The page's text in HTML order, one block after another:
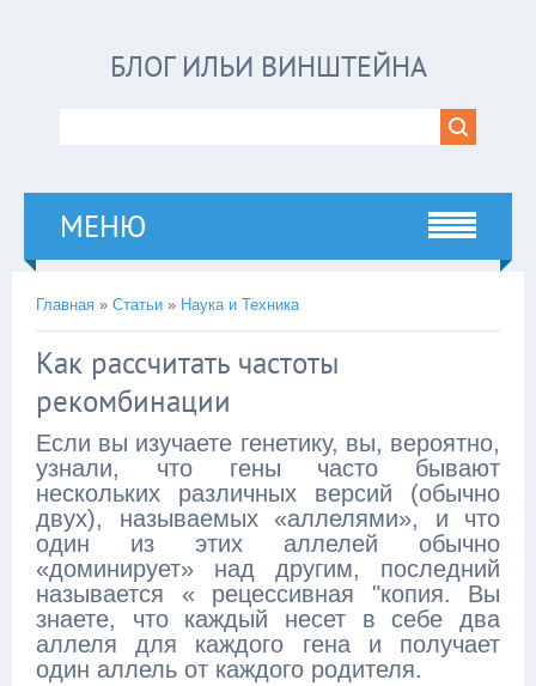
БЛОГ ИЛЬИ ВИНШТЕЙНА
МЕНЮ
Главная » Статьи » Наука и Техника
Как рассчитать частоты
рекомбинации
Если вы изучаете генетику, вы, вероятно,
узнали, что гены часто бывают
нескольких различных версий (обычно
двух), называемых «аллелями», и что
один из этих аллелей обычно
«доминирует» над другим, последний
называется « рецессивная "копия. Вы
знаете, что каждый несет в себе два
аллеля для каждого гена и получает
один аллель от каждого родителя.